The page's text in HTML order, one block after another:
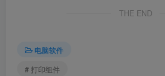
THE END
电脑软件
# 打印组件